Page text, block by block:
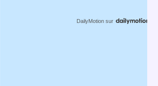
DailyMotion sur